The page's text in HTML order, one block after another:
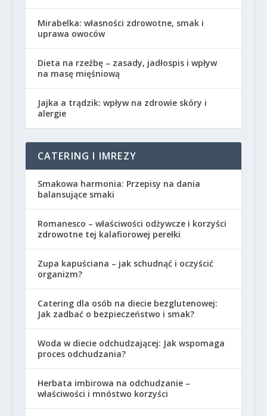
Mirabelka: własności zdrowotne, smak i
uprawa owoców
Dieta na rzeźbę – zasady, jadłospis i wpływ
na masę mięśniową
Jajka a trądzik: wpływ na zdrowie skóry i
alergie
CATERING I IMREZY
Smakowa harmonia: Przepisy na dania
balansujące smaki
Romanesco – właściwości odżywcze i korzyści
zdrowotne tej kalafiorowej perełki
Zupa kapuściana – jak schudnąć i oczyścić
organizm?
Catering dla osób na diecie bezglutenowej:
Jak zadbać o bezpieczeństwo i smak?
Woda w diecie odchudzającej: Jak wspomaga
proces odchudzania?
Herbata imbirowa na odchudzanie –
właściwości i mnóstwo korzyści